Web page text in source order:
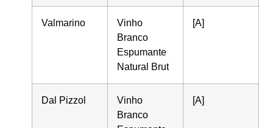
Valmarino
Vinho
Branco
Espumante
Natural Brut
[A]
Dal Pizzol
Vinho
Branco
[A]